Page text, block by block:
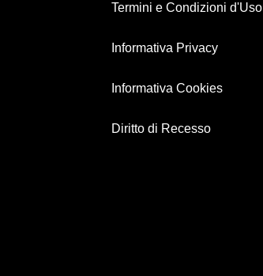
Termini e Condizioni d'Uso
Informativa Privacy
Informativa Cookies
Diritto di Recesso